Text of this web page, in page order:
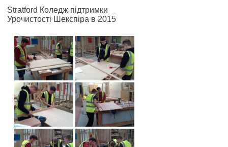
Stratford Коледж підтримки
Урочистості Шекспіра в 2015